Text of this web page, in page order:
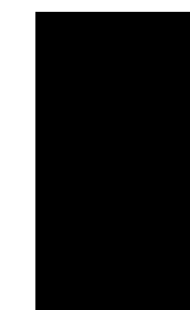
Wedstrijden